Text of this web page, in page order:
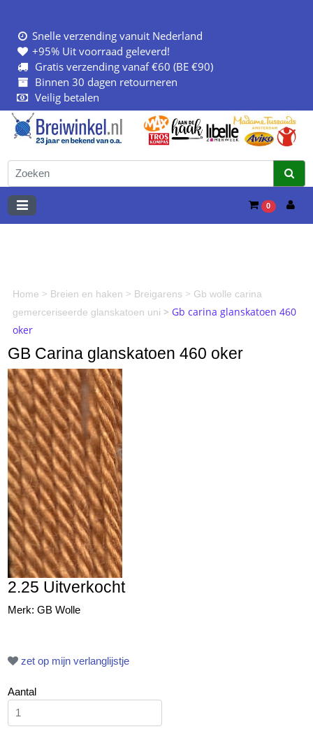
Snelle verzending vanuit Nederland
+95% Uit voorraad geleverd!
Gratis verzending vanaf €60 (BE €90)
Binnen 30 dagen retourneren
Veilig betalen
0
Home > Breien en haken > Breigarens > Gb wolle carina
gemerceriseerde glanskatoen uni > Gb carina glanskatoen 460
oker
GB Carina glanskatoen 460 oker
2.25 Uitverkocht
Merk: GB Wolle
zet op mijn verlanglijstje
Aantal